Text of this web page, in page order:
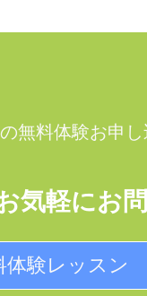
無料体験お申
気軽にお
体験レッスン